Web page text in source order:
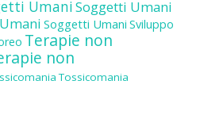
UmaniSoggetti Umani
Soggetti Umani Sviluppo
Terapie non
non
Tossicomania